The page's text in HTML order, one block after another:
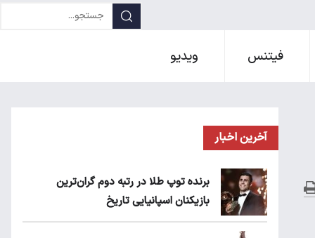
فیتنس ویدیو
آخرین اخبار
برنده توپ طلا در رتبه دوم گران‌ترین
بازیکنان اسپانیایی تاریخ